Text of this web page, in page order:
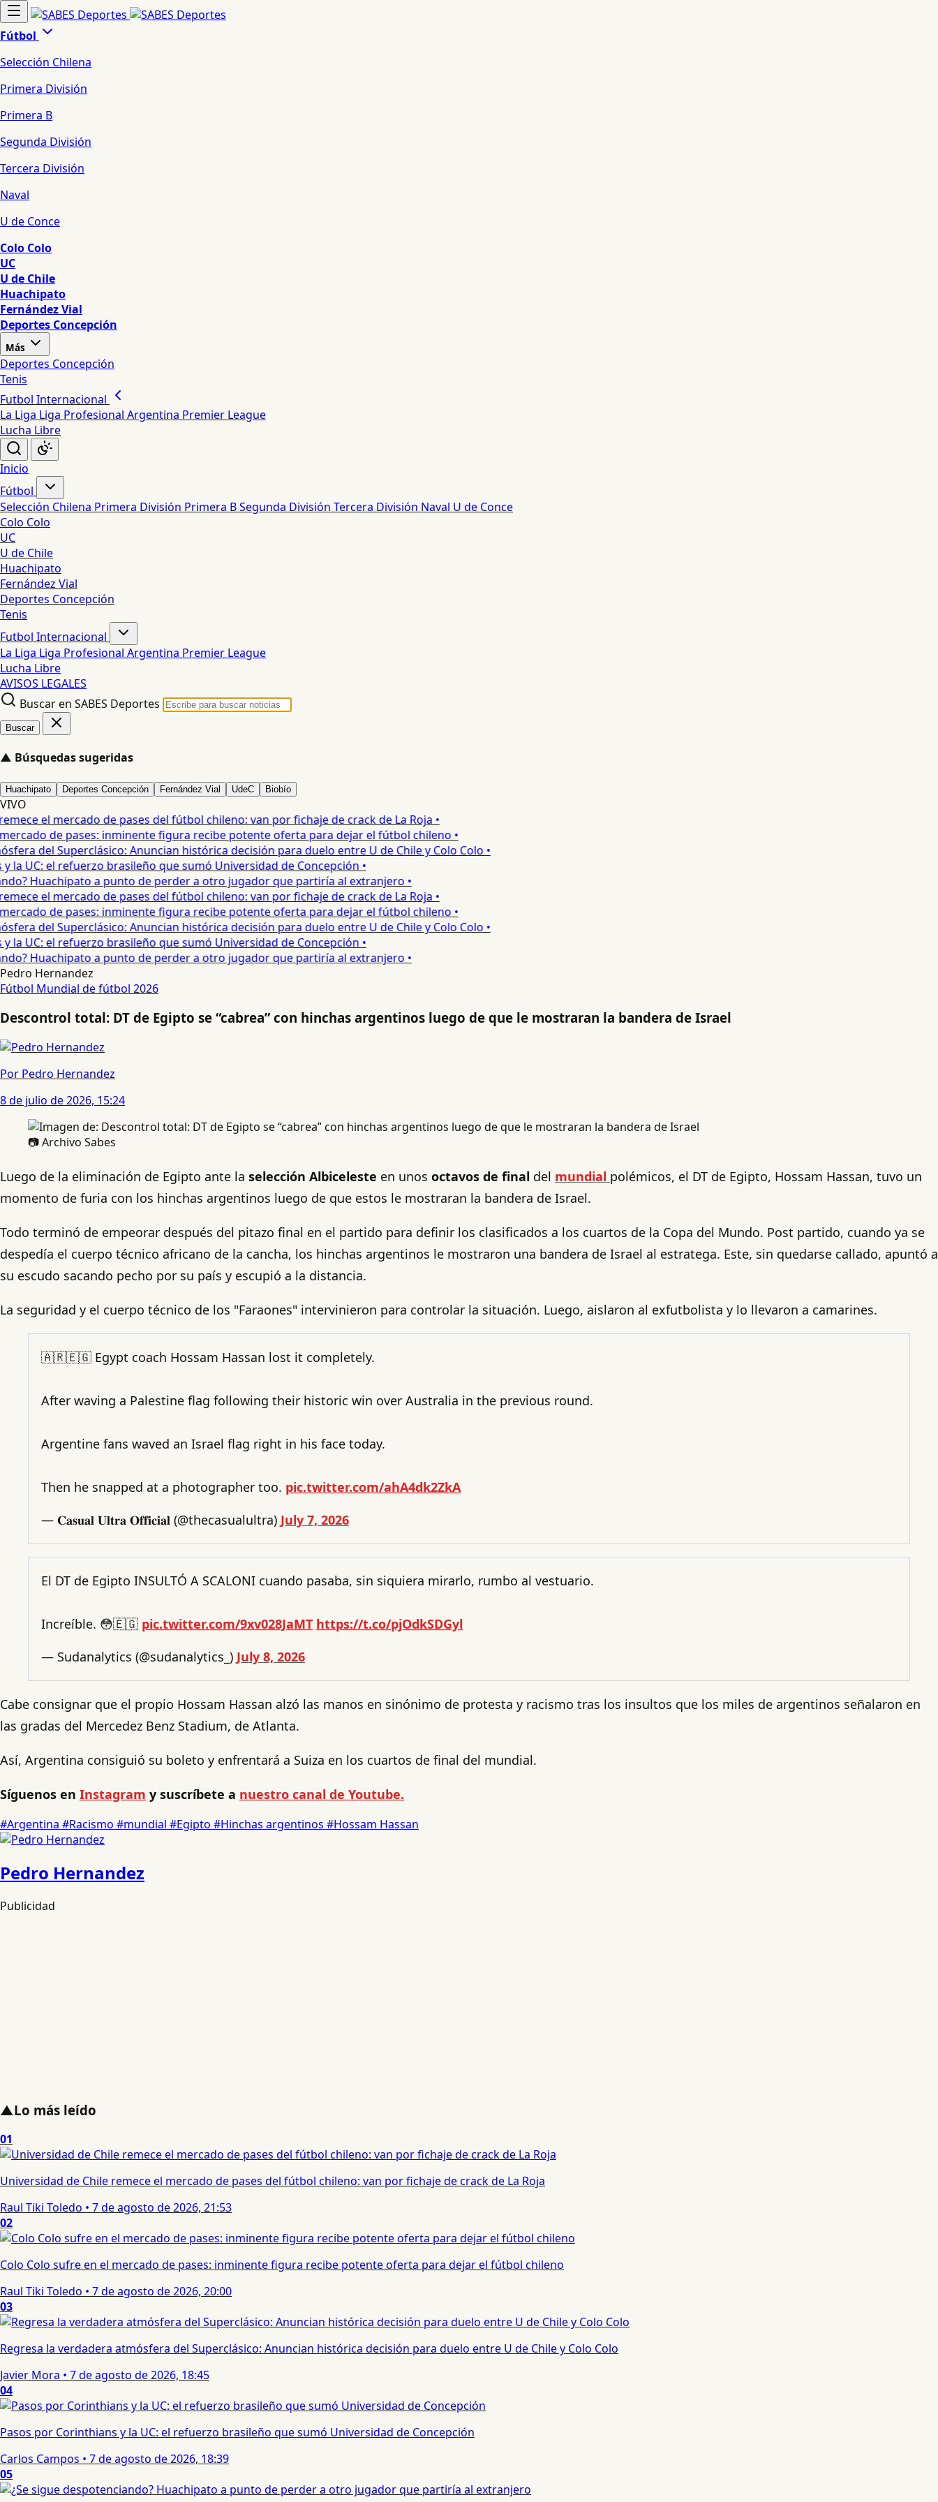
Fútbol
Selección Chilena
Primera División
Primera B
Segunda División
Tercera División
Naval
U de Conce
Colo Colo
UC
U de Chile
Huachipato
Fernández Vial
Deportes Concepción
Más
Deportes Concepción
Tenis
Futbol Internacional
La Liga Liga Profesional Argentina Premier League
Lucha Libre
Inicio
Fútbol
Selección Chilena Primera División Primera BSegunda División Tercera División Naval U de Conce
Colo Colo
UC
U de Chile
Huachipato
Fernández Vial
Deportes Concepción
Tenis
Futbol Internacional
La Liga Liga Profesional Argentina Premier League
Lucha Libre
AVISOS LEGALES
Buscar en SABES Deportes
Buscar
▲ Búsquedas sugeridas
Huachipato Deportes Concepción Fernández Vial UdeC Biobío
VIVO
el mercado de pases del fútbol chileno: van por fichaje de crack de La Roja •
de pases: inminente figura recibe potente oferta para dejar el fútbol chileno •
del Superclásico: Anuncian histórica decisión para duelo entre U de Chile y Colo Colo •
UC: el refuerzo brasileño que sumó Universidad de Concepción •
Huachipato a punto de perder a otro jugador que partiría al extranjero •
el mercado de pases del fútbol chileno: van por fichaje de crack de La Roja •
de pases: inminente figura recibe potente oferta para dejar el fútbol chileno •
del Superclásico: Anuncian histórica decisión para duelo entre U de Chile y Colo Colo •
UC: el refuerzo brasileño que sumó Universidad de Concepción •
Huachipato a punto de perder a otro jugador que partiría al extranjero •
Pedro Hernandez
Fútbol Mundial de fútbol 2026
Descontrol total: DT de Egipto se “cabrea” con hinchas argentinos luego de que le mostraran la bandera de Israel
Por Pedro Hernandez
8 de julio de 2026, 15:24
📷 Archivo Sabes
Luego de la eliminación de Egipto ante la selección Albiceleste en unos octavos de final del mundial polémicos, el DT de Egipto, Hossam Hassan, tuvo un
momento de furia con los hinchas argentinos luego de que estos le mostraran la bandera de Israel.
Todo terminó de empeorar después del pitazo final en el partido para definir los clasificados a los cuartos de la Copa del Mundo. Post partido, cuando ya se
despedía el cuerpo técnico africano de la cancha, los hinchas argentinos le mostraron una bandera de Israel al estratega. Este, sin quedarse callado, apuntó a
su escudo sacando pecho por su país y escupió a la distancia.
La seguridad y el cuerpo técnico de los "Faraones" intervinieron para controlar la situación. Luego, aislaron al exfutbolista y lo llevaron a camarines.
🇦🇷🇪🇬 Egypt coach Hossam Hassan lost it completely.
After waving a Palestine flag following their historic win over Australia in the previous round.
Argentine fans waved an Israel flag right in his face today.
Then he snapped at a photographer too. pic.twitter.com/ahA4dk2ZkA
— 𝐂𝐚𝐬𝐮𝐚𝐥 𝐔𝐥𝐭𝐫𝐚 𝐎𝐟𝐟𝐢𝐜𝐢𝐚𝐥 (@thecasualultra) July 7, 2026
El DT de Egipto INSULTÓ A SCALONI cuando pasaba, sin siquiera mirarlo, rumbo al vestuario.
Increíble. 😳🇪🇬 pic.twitter.com/9xv028JaMT https://t.co/pjOdkSDGyl
— Sudanalytics (@sudanalytics_) July 8, 2026
Cabe consignar que el propio Hossam Hassan alzó las manos en sinónimo de protesta y racismo tras los insultos que los miles de argentinos señalaron en
las gradas del Mercedez Benz Stadium, de Atlanta.
Así, Argentina consiguió su boleto y enfrentará a Suiza en los cuartos de final del mundial.
Síguenos en Instagram y suscríbete a nuestro canal de Youtube.
#Argentina #Racismo #mundial #Egipto #Hinchas argentinos #Hossam Hassan
Pedro Hernandez
Publicidad
▲Lo más leído
01
Universidad de Chile remece el mercado de pases del fútbol chileno: van por fichaje de crack de La Roja
Raul Tiki Toledo • 7 de agosto de 2026, 21:53
02
Colo Colo sufre en el mercado de pases: inminente figura recibe potente oferta para dejar el fútbol chileno
Raul Tiki Toledo • 7 de agosto de 2026, 20:00
03
Regresa la verdadera atmósfera del Superclásico: Anuncian histórica decisión para duelo entre U de Chile y Colo Colo
Javier Mora • 7 de agosto de 2026, 18:45
04
Pasos por Corinthians y la UC: el refuerzo brasileño que sumó Universidad de Concepción
Carlos Campos • 7 de agosto de 2026, 18:39
05